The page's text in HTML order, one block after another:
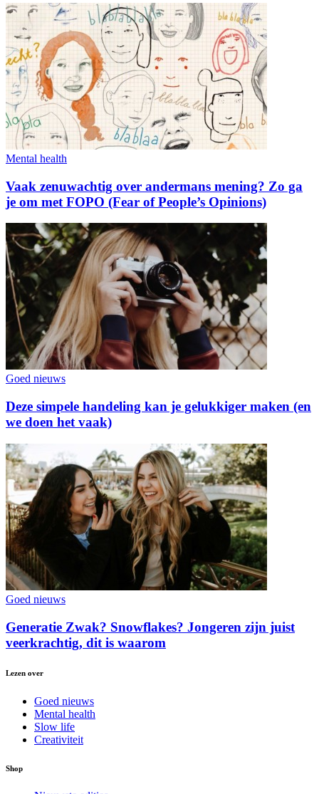
Mental health
Vaak zenuwachtig over andermans mening? Zo ga
je om met FOPO (Fear of People’s Opinions)
Goed nieuws
Deze simpele handeling kan je gelukkiger maken (en
we doen het vaak)
Goed nieuws
Generatie Zwak? Snowflakes? Jongeren zijn juist
veerkrachtig, dit is waarom
Lezen over
Goed nieuws
Mental health
Slow life
Creativiteit
Shop